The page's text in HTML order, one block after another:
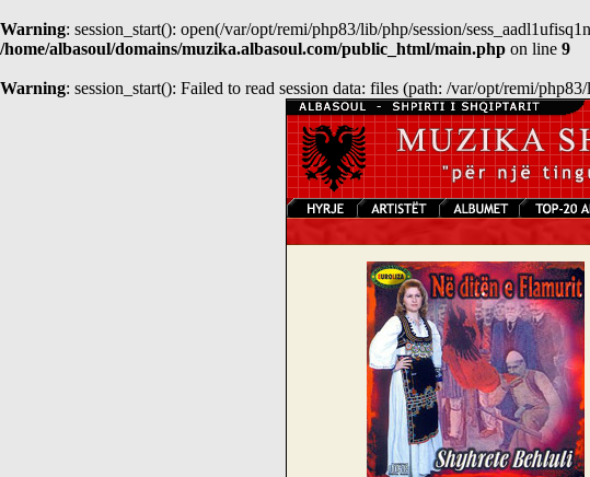
Warning: session_start(): open(/var/opt/remi/php83/lib/php/session/
/home/albasoul/domains/muzika.albasoul.com/public_html/main.php on line 9
Warning: session_start(): Failed to read session data: files (path: /var/opt/remi/